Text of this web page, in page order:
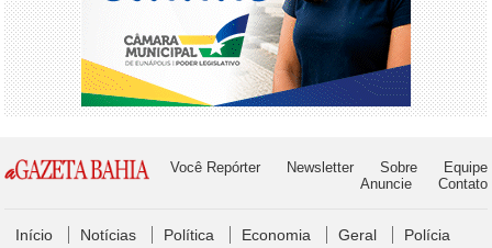
Você Repórter Newsletter Sobre
Equipe
Anuncie
Contato
Início Notícias Política Economia Geral Polícia